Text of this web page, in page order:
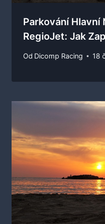
Parkování Hlavní
RegioJet: Jak
Od Dicomp Racing 18